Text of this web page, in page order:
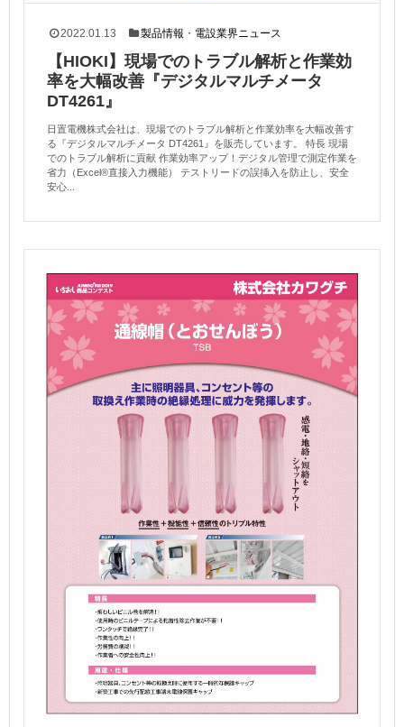
2022.01.13 製品情報 ・ 電設業界ニュース
【HIOKI】現場でのトラブル解析と作業効
率を大幅改善『デジタルマルチメータ
DT4261』
日置電機株式会社は、現場でのトラブル解析と作業効率を大幅改善す
る『デジタルマルチメータ DT4261』を販売しています。 特長 現場
でのトラブル解析に貢献 作業効率アップ！デジタル管理で測定作業を
省力（Excel®直接入力機能） テストリードの誤挿入を防止し、安全
安心...